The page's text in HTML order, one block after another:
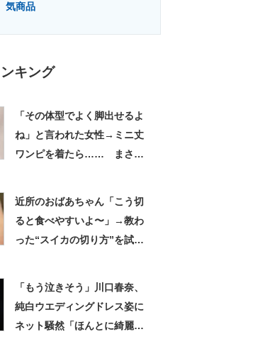
気商品
キング
「その体型でよく脚出せるよ
ね」と言われた女性→ミニ丈
ワンピを着たら…… まさか
近所のおばあちゃん「こう切
ると食べやすいよ〜」→教わ
った“スイカの切り方”を試し
「もう泣きそう」川口春奈、
純白ウエディングドレス姿に
ネット騒然「ほんとに綺麗」